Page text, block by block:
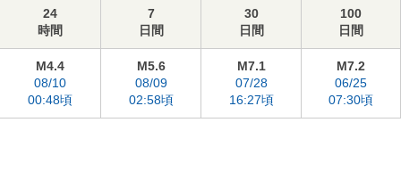
24
時間
7
日間
30
日間
100
日間
M4.4
08/10
00:48頃
M5.6
08/09
02:58頃
M7.1
07/28
16:27頃
M7.2
06/25
07:30頃